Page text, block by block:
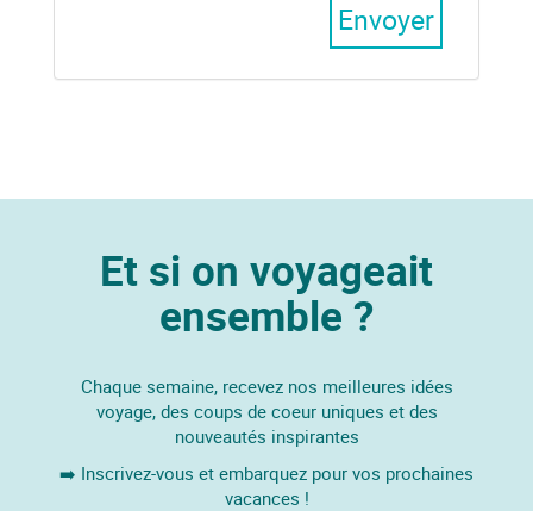
Envoyer
Et si on voyageait
ensemble ?
Chaque semaine, recevez nos meilleures idées
voyage, des coups de coeur uniques et des
nouveautés inspirantes
➡️ Inscrivez-vous et embarquez pour vos prochaines
vacances !